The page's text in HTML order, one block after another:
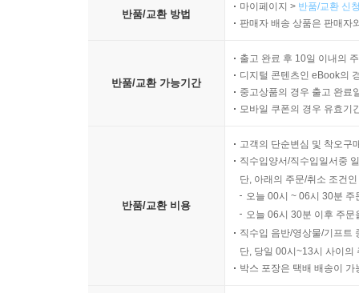
반품/교환 방법
마이페이지 > 반품/교환 신
판매자 배송 상품은 판매자
반품/교환 가능기간
출고 완료 후 10일 이내의
디지털 콘텐츠인 eBook의
중고상품의 경우 출고 완료
모바일 쿠폰의 경우 유효기
반품/교환 비용
고객의 단순변심 및 착오구
직수입양서/직수입일서중
단, 아래의 주문/취소 조건
오늘 00시 ~ 06시 30분
오늘 06시 30분 이후 주
직수입 음반/영상물/기프트
단, 당일 00시~13시 사이의
박스 포장은 택배 배송이